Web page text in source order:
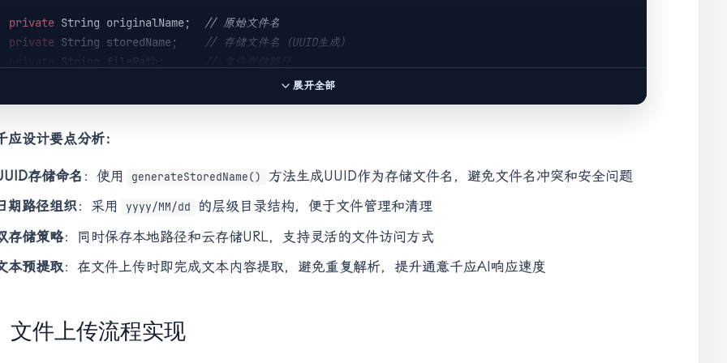
private String originalName;
// 原始文件名
private String storedName;
// 存储文件名（UUID生成）
private
String filePath;
// 七牛云访问URL
private Long fileSize;
private String extractedText; // 提取的文本内容
private LocalDateTime createTime; // 创建时间
展开全部
应设计要点分析：
存储命名 ：使用 generateStoredName()
方法生成UUID作为存储文件名，避免文件名冲突和安全问题
期路径组织：采用 yyyy/MM/dd
的层级目录结构，便于文件管理和清理
存储策略：同时保存本地路径和云存储URL，支持灵活的文件访问方式
本预提取：在文件上传时即完成文本内容提取，避免重复解析，提升通意千应AI响应速度
文件上传流程实现